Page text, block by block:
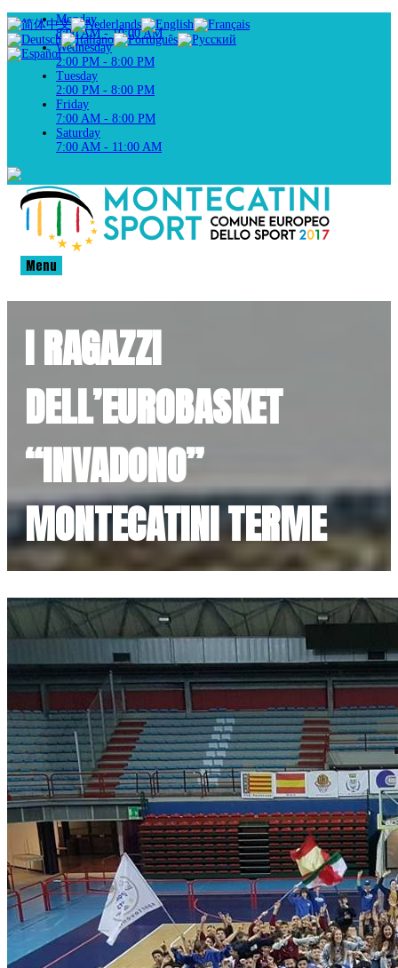
Monday
8:00 AM - 10:00 AM
Wednesday
2:00 PM - 8:00 PM
Tuesday
2:00 PM - 8:00 PM
Friday
7:00 AM - 8:00 PM
Saturday
7:00 AM - 11:00 AM
Menu
I RAGAZZI
DELL’EUROBASKET
“INVADONO”
MONTECATINI TERME